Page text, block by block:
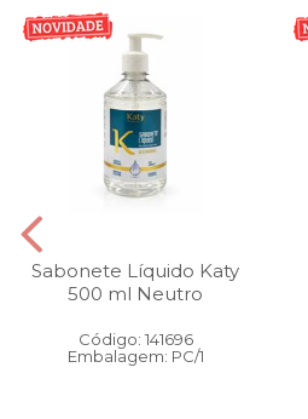
Sabonete Líquido Katy
500 ml Neutro
Código: 141696
Embalagem: PC/1